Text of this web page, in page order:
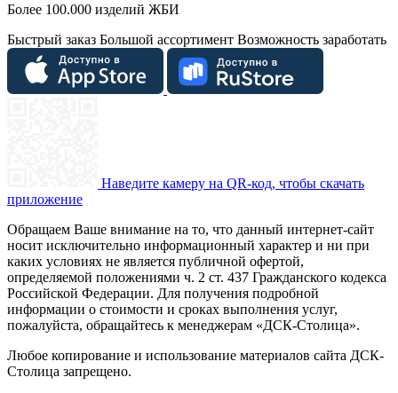
Более 100.000 изделий ЖБИ
Быстрый заказ Большой ассортимент Возможность заработать
Наведите камеру на QR-код, чтобы скачать
приложение
Обращаем Ваше внимание на то, что данный интернет-сайт
носит исключительно информационный характер и ни при
каких условиях не является публичной офертой,
определяемой положениями ч. 2 ст. 437 Гражданского кодекса
Российской Федерации. Для получения подробной
информации о стоимости и сроках выполнения услуг,
пожалуйста, обращайтесь к менеджерам «ДСК-Столица».
Любое копирование и использование материалов сайта ДСК-
Столица запрещено.